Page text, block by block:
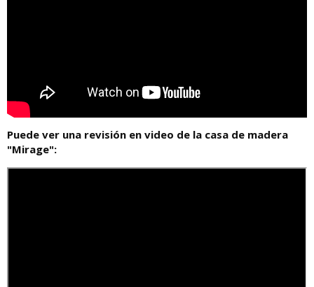
Puede ver una revisión en video de la casa de madera
"Mirage":